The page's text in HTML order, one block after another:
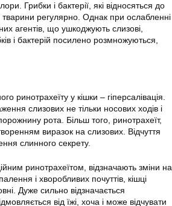
Грибки і бактерії, які відносяться до
регулярно. Однак при ослабленні
агентів, що ушкоджують слизові,
і бактерій посилено розмножуються,
ринотрахеїту у кішки – гіперсалівація.
слизових не тільки носових ходів і
рота. Більш того, ринотрахеїт,
виразок на слизових. Відчуття
слинного секрету.
ринотрахеїтом, відзначають зміни на
і хворобливих почуттів, кішці
Дуже сильно відзначається
від їжі, хоча і може відчувати